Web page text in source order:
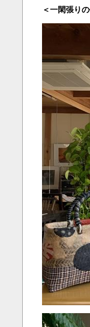
＜一閑張り